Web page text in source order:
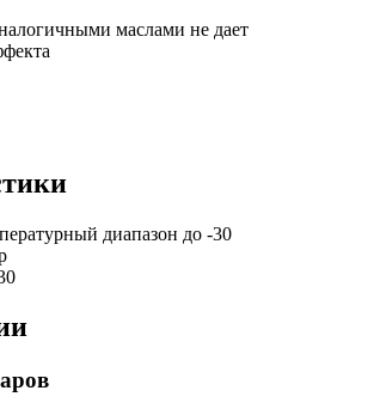
маслами не дает
диапазон до -30